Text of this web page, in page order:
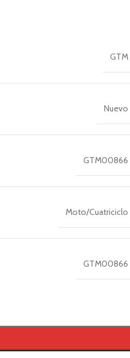
GTM
Nuevo
GTM00866
Moto/Cuatriciclo
GTM00866